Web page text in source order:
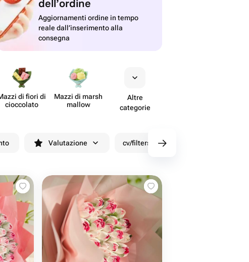
Aggiornamenti ordine in tempo
reale dall’inserimento alla
consegna
di fiori di
cioc​colato
Mazzi di marsh​
mallow
Altre
categorie
Valutazione cv/filters/name_fast_delivery